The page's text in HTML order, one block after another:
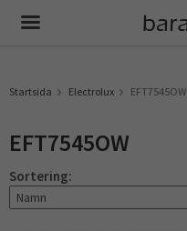
Startsida Electrolux EFT7545OW
EFT7545OW
Sortering: